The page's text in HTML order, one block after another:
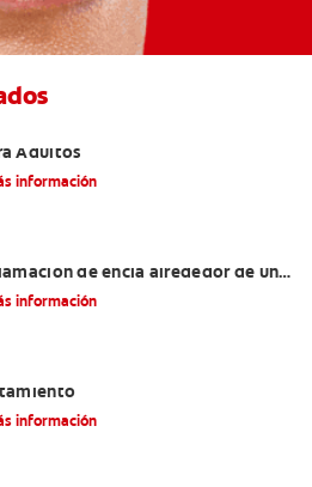
Adultos
información
de encía alrededor de un
información
información